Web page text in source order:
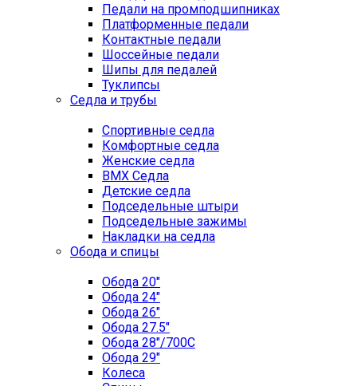
Педали на промподшипниках
Платформенные педали
Контактные педали
Шоссейные педали
Шипы для педалей
Туклипсы
Седла и трубы
Спортивные седла
Комфортные седла
Женские седла
BMX Седла
Детские седла
Подседельные штыри
Подседельные зажимы
Накладки на седла
Обода и спицы
Обода 20"
Обода 24"
Обода 26"
Обода 27.5"
Обода 28"/700C
Обода 29"
Колеса